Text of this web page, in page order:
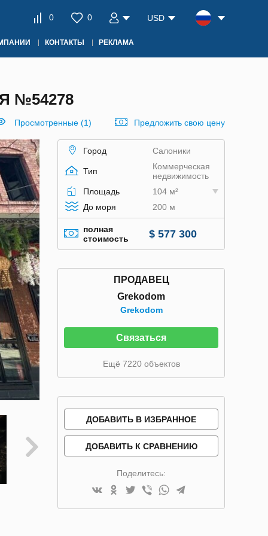
0 0 USD
КОНТАКТЫ РЕКЛАМА
№54278
Просмотренные (1) Предложить свою цену
Город Салоники
Тип
Коммерческая
недвижимость
Площадь
104 м²
До моря
200 м
полная
стоимость
$ 577 300
ПРОДАВЕЦ
Grekodom
Grekodom
Связаться
Ещё 7220 объектов
ДОБАВИТЬ В ИЗБРАННОЕ
ДОБАВИТЬ К СРАВНЕНИЮ
Поделитесь: